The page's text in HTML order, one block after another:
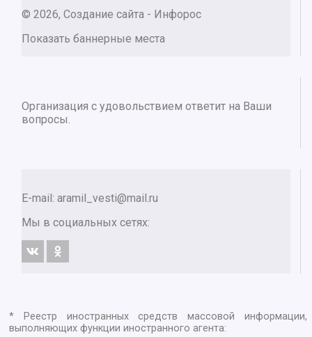
© 2026, Создание сайта - Инфорос
Показать баннерные места
Организация с удовольствием ответит на Ваши
вопросы.
E-mail: aramil_vesti@mail.ru
Мы в социальных сетях:
* Реестр иностранных средств массовой информации,
выполняющих функции иностранного агента: